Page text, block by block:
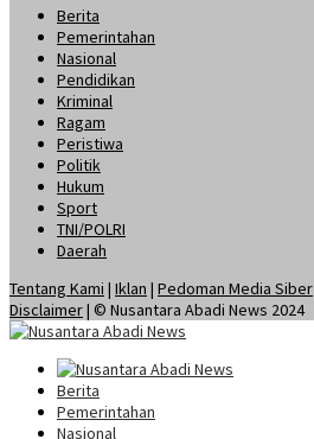
Berita
Pemerintahan
Nasional
Pendidikan
Kriminal
Ragam
Peristiwa
Politik
Hukum
Sport
TNI/POLRI
Daerah
Tentang Kami | Iklan | Pedoman Media Siber
Disclaimer| © Nusantara Abadi News 2024
Berita
Pemerintahan
Nasional